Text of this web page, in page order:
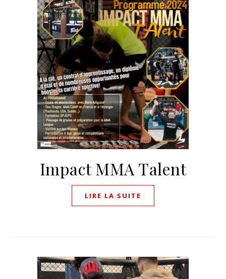
Impact MMA Talent
LIRE LA SUITE